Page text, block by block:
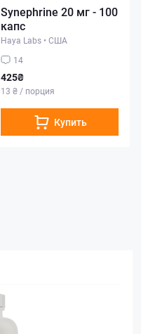
Synephrine 20 мг - 100
капс
Haya Labs • США
14
425₴
13 ₴ / порция
Купить